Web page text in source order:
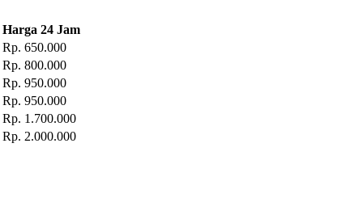
Harga 24 Jam
Rp. 650.000
Rp. 800.000
Rp. 950.000
Rp. 950.000
Rp. 1.700.000
Rp. 2.000.000